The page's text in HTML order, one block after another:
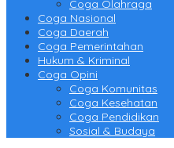
Coga Olahraga
Coga Nasional
Coga Daerah
Coga Pemerintahan
Hukum & Kriminal
Coga Opini
Coga Komunitas
Coga Kesehatan
Coga Pendidikan
Sosial & Budaya